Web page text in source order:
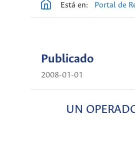
Está en: Portal de
Publicado
2008-01-01
UN